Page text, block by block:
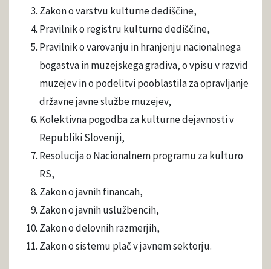
Zakon o varstvu kulturne dediščine,
Pravilnik o registru kulturne dediščine,
Pravilnik o varovanju in hranjenju nacionalnega
bogastva in muzejskega gradiva, o vpisu v razvid
muzejev in o podelitvi pooblastila za opravljanje
državne javne službe muzejev,
Kolektivna pogodba za kulturne dejavnosti v
Republiki Sloveniji,
Resolucija o Nacionalnem programu za kulturo
RS,
Zakon o javnih financah,
Zakon o javnih uslužbencih,
Zakon o delovnih razmerjih,
Zakon o sistemu plač v javnem sektorju.